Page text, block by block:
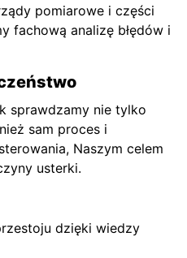
pomiarowe i części
fachową analizę błędów i
sprawdzamy nie tylko
sam proces i
Naszym celem
usterki.
dzięki wiedzy